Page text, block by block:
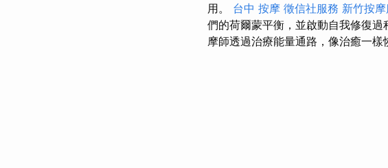
用。 台中 按摩 徵信社服務 新竹按
們的荷爾蒙平衡，並啟動自我修復過
摩師透過治療能量通路，像治癒一